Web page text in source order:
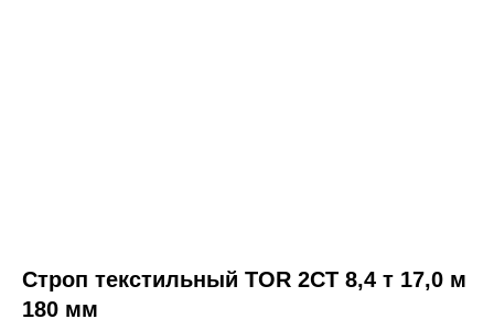
Строп текстильный TOR 2СТ 8,4 т 17,0 м
180 мм